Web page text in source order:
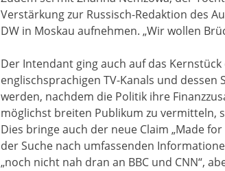
Verstärkung zur Russisch-Redaktion des
DW in Moskau aufnehmen. „Wir wollen
Der Intendant ging auch auf das
englischsprachigen TV-Kanals und
werden, nachdem die Politik ihre
möglichst breiten Publikum zu vermitteln,
Dies bringe auch der neue Claim „Made
der Suche nach umfassenden
„noch nicht nah dran an BBC und CNN“,